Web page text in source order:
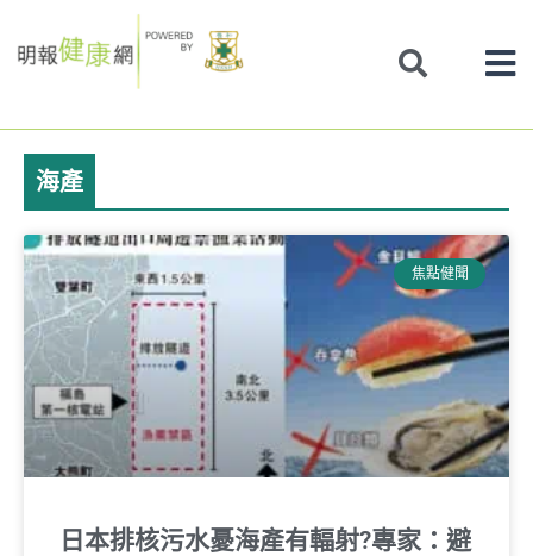
to
海產
焦點健聞
日本排核污水憂海產有輻射?專家：避